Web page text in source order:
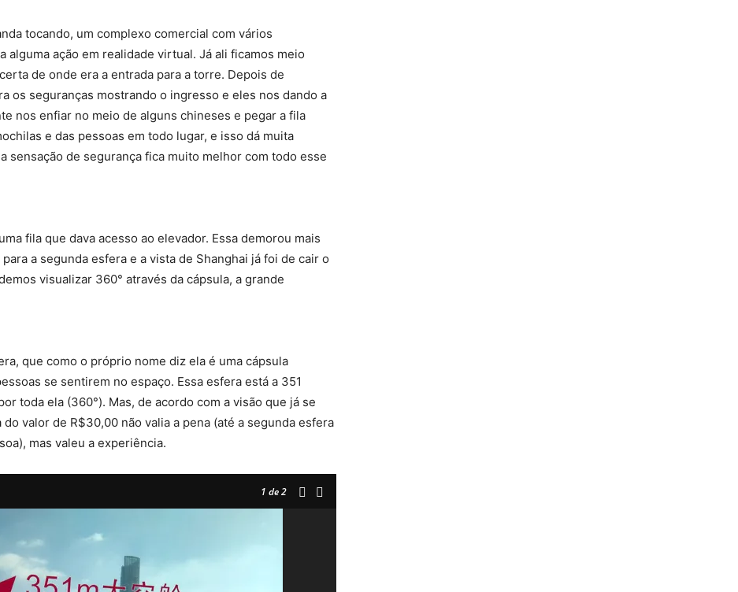
tocando, um complexo comercial com vários
alguma ação em realidade virtual. Já ali ficamos meio
de onde era a entrada para a torre. Depois de
os seguranças mostrando o ingresso e eles nos dando a
nos enfiar no meio de alguns chineses e pegar a fila
e das pessoas em todo lugar, e isso dá muita
sensação de segurança fica muito melhor com todo esse
fila que dava acesso ao elevador. Essa demorou mais
a segunda esfera e a vista de Shanghai já foi de cair o
visualizar 360° através da cápsula, a grande
que como o próprio nome diz ela é uma cápsula
se sentirem no espaço. Essa esfera está a 351
toda ela (360°). Mas, de acordo com a visão que já se
valor de R$30,00 não valia a pena (até a segunda esfera
mas valeu a experiência.
1 de 2